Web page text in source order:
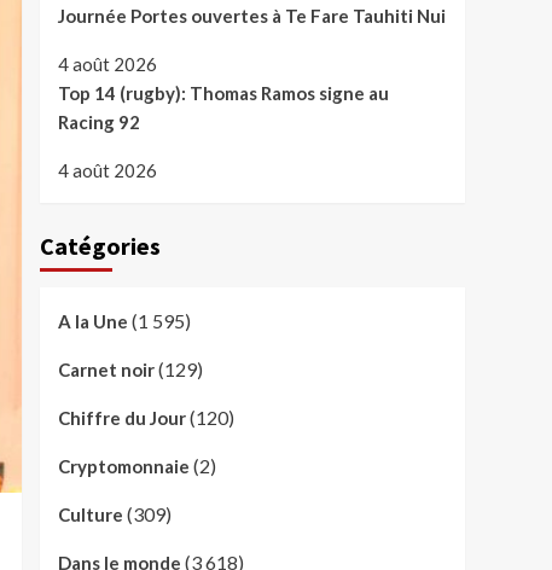
Journée Portes ouvertes à Te Fare Tauhiti Nui
4 août 2026
Top 14 (rugby): Thomas Ramos signe au
Racing 92
4 août 2026
Catégories
A la Une (1 595)
Carnet noir(129)
Chiffre du Jour(120)
Cryptomonnaie (2)
Culture (309)
Dans le monde (3 618)